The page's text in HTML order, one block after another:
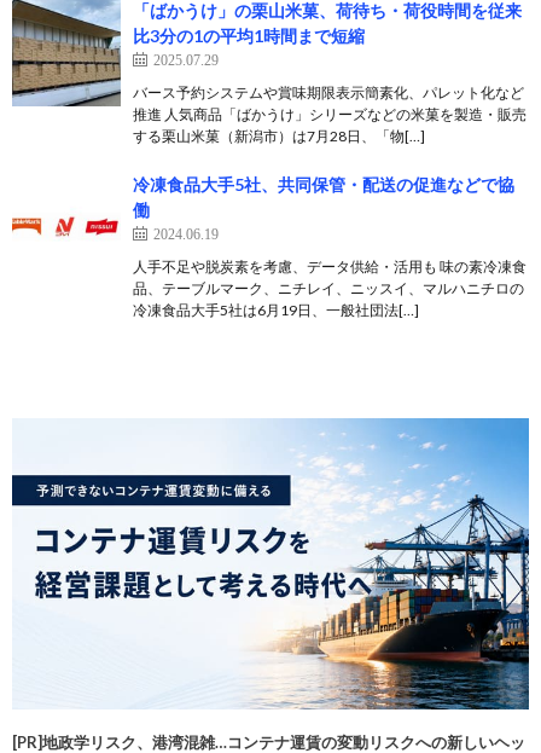
「ばかうけ」の栗山米菓、荷待ち・荷役時間を従来
比3分の1の平均1時間まで短縮
2025.07.29
バース予約システムや賞味期限表示簡素化、パレット化など
推進 人気商品「ばかうけ」シリーズなどの米菓を製造・販売
する栗山米菓（新潟市）は7月28日、「物[…]
冷凍食品大手5社、共同保管・配送の促進などで協
働
2024.06.19
人手不足や脱炭素を考慮、データ供給・活用も 味の素冷凍食
品、テーブルマーク、ニチレイ、ニッスイ、マルハニチロの
冷凍食品大手5社は6月19日、一般社団法[…]
[PR]地政学リスク、港湾混雑…コンテナ運賃の変動リスクへの新しいヘッ